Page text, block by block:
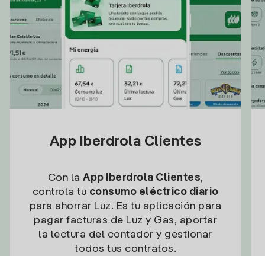
App Iberdrola Clientes
Con la App Iberdrola Clientes,
controla tu consumo eléctrico diario
para ahorrar Luz. Es tu aplicación para
pagar facturas de Luz y Gas, aportar
la lectura del contador y gestionar
todos tus contratos.